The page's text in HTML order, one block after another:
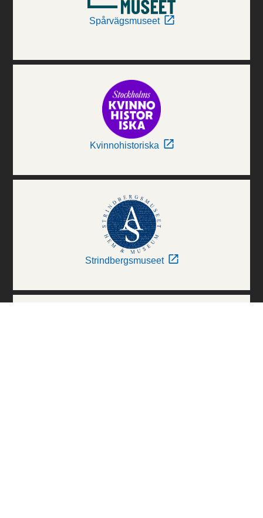
Spårvägsmuseet
Kvinnohistoriska
Strindbergsmuseet